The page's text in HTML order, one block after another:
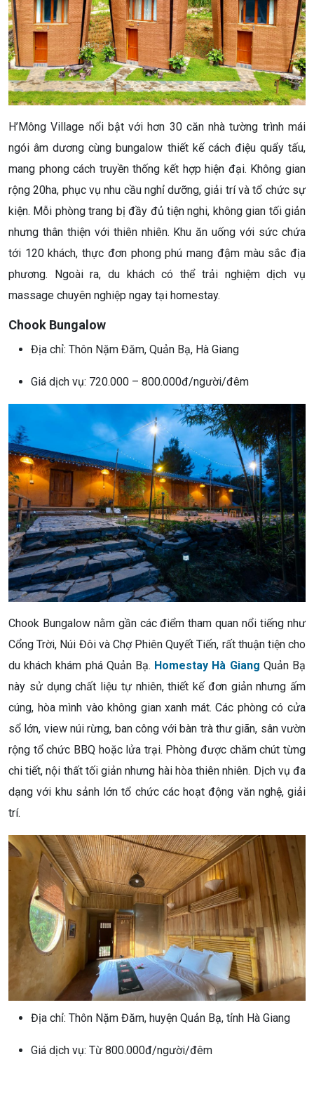
H’Mông Village nổi bật với hơn 30 căn nhà tường trình mái
ngói âm dương cùng bungalow thiết kế cách điệu quẩy tấu,
mang phong cách truyền thống kết hợp hiện đại. Không gian
rộng 20ha, phục vụ nhu cầu nghỉ dưỡng, giải trí và tổ chức sự
kiện. Mỗi phòng trang bị đầy đủ tiện nghi, không gian tối giản
nhưng thân thiện với thiên nhiên. Khu ăn uống với sức chứa
tới 120 khách, thực đơn phong phú mang đậm màu sắc địa
phương. Ngoài ra, du khách có thể trải nghiệm dịch vụ
massage chuyên nghiệp ngay tại homestay.
Chook Bungalow
Địa chỉ: Thôn Nặm Đăm, Quản Bạ, Hà Giang
Giá dịch vụ: 720.000 – 800.000đ/người/đêm
Chook Bungalow nằm gần các điểm tham quan nổi tiếng như
Cổng Trời, Núi Đôi và Chợ Phiên Quyết Tiến, rất thuận tiện cho
du khách khám phá Quản Bạ. Homestay Hà Giang Quản Bạ
này sử dụng chất liệu tự nhiên, thiết kế đơn giản nhưng ấm
cúng, hòa mình vào không gian xanh mát. Các phòng có cửa
sổ lớn, view núi rừng, ban công với bàn trà thư giãn, sân vườn
rộng tổ chức BBQ hoặc lửa trại. Phòng được chăm chút từng
chi tiết, nội thất tối giản nhưng hài hòa thiên nhiên. Dịch vụ đa
dạng với khu sảnh lớn tổ chức các hoạt động văn nghệ, giải
trí.
Địa chỉ: Thôn Nặm Đăm, huyện Quản Bạ, tỉnh Hà Giang
Giá dịch vụ: Từ 800.000đ/người/đêm